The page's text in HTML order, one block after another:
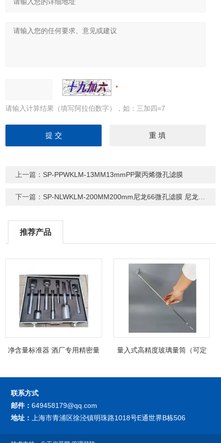
请输入计算结果（填写阿拉伯数字），如：三加四=7
上一篇： SP-PPWKLM-13MM13mmPP聚丙烯微孔滤膜
下一篇： SP-NLWKLM-200MM200mm尼龙66微孔滤膜 尼龙有机滤膜
推荐产品
净含量标准器 酒厂专用精密量
量入式高精度玻璃量筒（可定
联系方式
邮件：649458179@qq.com
地址：
上海市青浦区徐泾镇明珠路1018号E通世界B栋506